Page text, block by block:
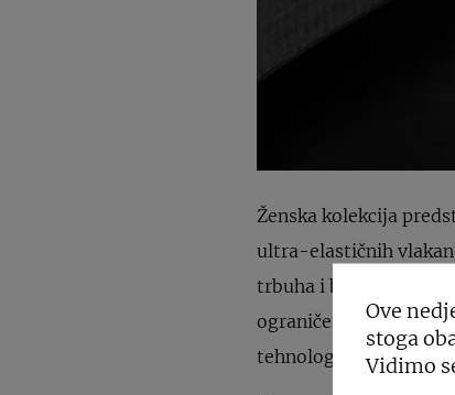
Ženska kolekcija
ultra-elastičnih
trbuha i bedara.
ograničenja, savršen
tehnologije s nosivim
Ove
stoga
Vidimo